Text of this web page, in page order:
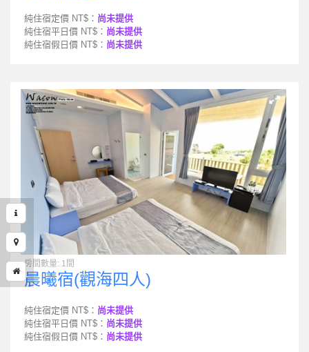
純住宿定價 NT$： 尚未提供
純住宿平日價 NT$： 尚未提供
純住宿假日價 NT$： 尚未提供
房間數量: 1間
晨曦宿(觀海四人)
純住宿定價 NT$： 尚未提供
純住宿平日價 NT$： 尚未提供
純住宿假日價 NT$： 尚未提供